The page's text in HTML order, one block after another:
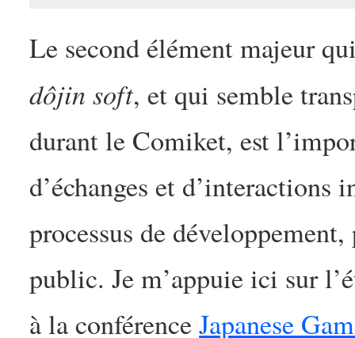
Le second élément majeur
dôjin soft, et qui semble
durant le Comiket, est
d’échanges et
processus de
public. Je m’appuie ici sur
à la conférenceJapanese